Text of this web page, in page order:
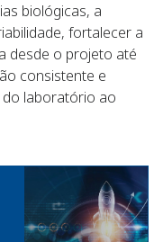
biológicas, a
fortalecer a
desde o projeto até
consistente e
laboratório ao